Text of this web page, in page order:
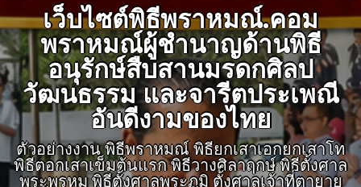
เว็บไซต์พิธีพราหมณ์.คอม
พราหมณ์ผู้ชำนาญด้านพิธี
อนุรักษ์สืบสานมรดกศิลป
วัฒนธรรม และจารีตประเพณี
อันดีงามของไทย
ตัวอย่างงาน พิธีพราหมณ์ พิธียกเสาเอกยกเสาโท
พิธีตอกเสาเข็มต้นแรก พิธีวางศิลาฤกษ์ พิธีตั้งศาล
พระพรหม พิธีตั้งศาลพระภูมิ ตั้งศาลเจ้าที่ตายาย